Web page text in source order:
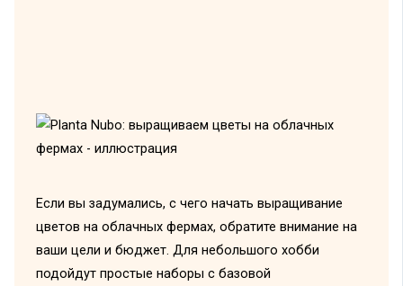
Если вы задумались, с чего начать выращивание
цветов на облачных фермах, обратите внимание на
ваши цели и бюджет. Для небольшого хобби
подойдут простые наборы с базовой